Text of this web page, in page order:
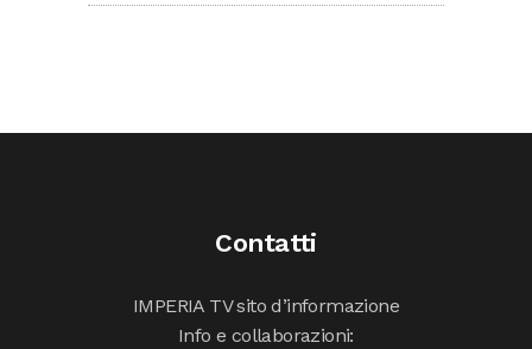
Contatti
IMPERIA TV sito d’informazione
Info e collaborazioni: